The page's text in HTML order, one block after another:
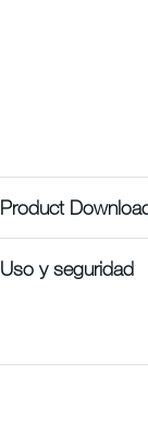
Product
Uso y seguridad